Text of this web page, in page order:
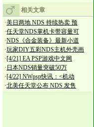
相关文章
·美日两地 NDS 持续热卖 预
·任天堂NDS掌机卡带容量可
·NDS《合金装备》最新小道
·玩家DIY五彩NDS主机外壳画
·[4/21] EA PSP游戏中文网
· 日本NDS销量突破50万
·[4/22] NWpsp快讯：<机动
·北美任天堂公布 NDS 发售